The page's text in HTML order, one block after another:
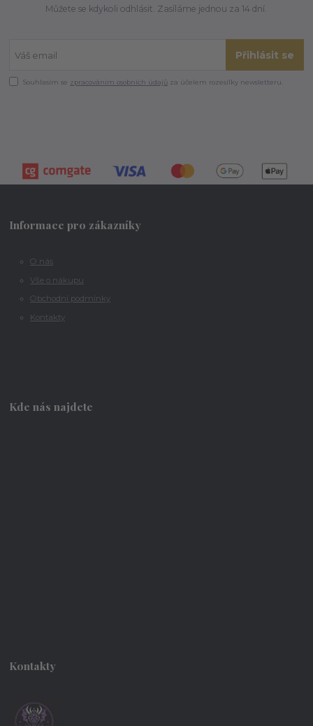
Můžete se kdykoli odhlásit. Zasíláme jednou za 14 dní.
Přihlásit se
Souhlasím se zpracováním osobních údajů za účelem rozesílky newsletteru.
Informace pro zákazníky
O nás
Vše o nákupu
Obchodní podmínky
Kontakty
Kde nás najdete
Kontakty